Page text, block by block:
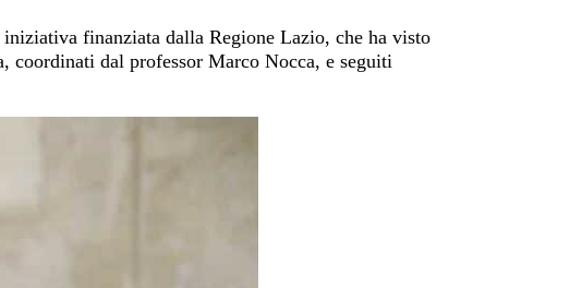
finanziata dalla Regione Lazio, che ha visto
dal professor Marco Nocca, e seguiti